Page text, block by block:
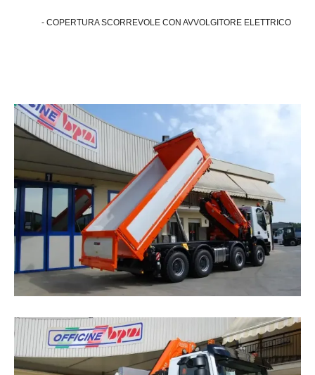
- COPERTURA SCORREVOLE CON AVVOLGITORE ELETTRICO